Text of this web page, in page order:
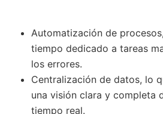
Automatización de
tiempo dedicado a tareas
los errores.
Centralización de datos, lo
una visión clara y completa
tiempo real.